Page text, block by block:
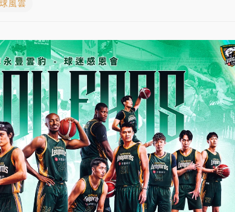
曝光
請遭駁 理由曝光
車 周六起展出延長至晚上7時
羈押庭
」降雨熱區曝
風雲